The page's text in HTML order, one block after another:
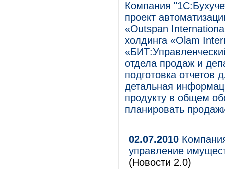
Компания
проект
«Outspan
холдинга «Olam
отдела продаж и
подготовка отчетов
детальная
продукту в общем
планировать
02.07.2010
управление
(Новости 2.0)